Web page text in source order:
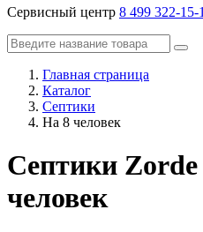
Сервисный центр 8 499 322-15-
Главная страница
Каталог
Септики
На 8 человек
Септики Zorde
человек